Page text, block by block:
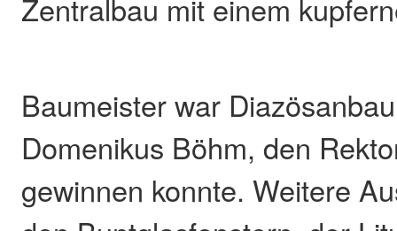
Zentralbau mit einem
Baumeister war
Domenikus Böhm, den
gewinnen konnte. Weitere